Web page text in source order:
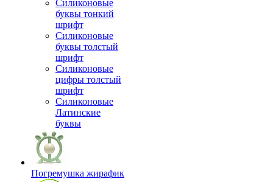
Силиконовые
буквы тонкий
шрифт
Силиконовые
буквы толстый
шрифт
Силиконовые
цифры толстый
шрифт
Силиконовые
Латинские
буквы
Погремушка жирафик